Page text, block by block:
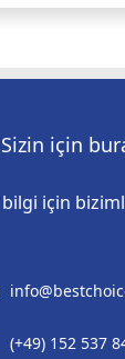
Sizin için
için
(+49) 152 537